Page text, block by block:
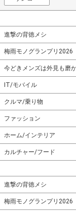
進撃の背徳メシ
梅雨モノグランプリ2026
今どきメンズは外見も磨
IT/モバイル
クルマ/乗り物
ファッション
ホーム/インテリア
カルチャー/フード
進撃の背徳メシ
梅雨モノグランプリ2026